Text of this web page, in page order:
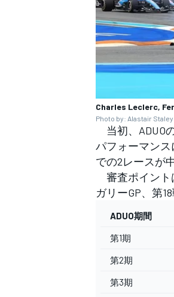
Charles Leclerc,
Photo by: Alastair
当初、ADUO
パフォーマン
での2レースが
審査ポイント
ガリーGP、第
ADUO期間
第1期
第2期
第3期